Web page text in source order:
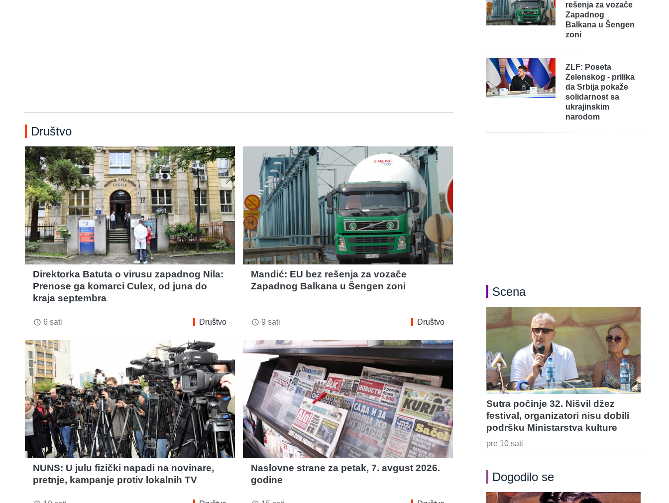
Društvo
Direktorka Batuta o virusu zapadnog Nila:
Prenose ga komarci Culex, od juna do
kraja septembra
access_time 6 sati Društvo
Mandić: EU bez rešenja za vozače
Zapadnog Balkana u Šengen zoni
access_time 9 sati Društvo
NUNS: U julu fizički napadi na novinare,
pretnje, kampanje protiv lokalnih TV
Naslovne strane za petak, 7. avgust 2026.
godine
rešenja za vozače
Zapadnog
Balkana u Šengen
zoni
ZLF: Poseta
Zelenskog - prilika
da Srbija pokaže
solidarnost sa
ukrajinskim
narodom
Scena
Sutra počinje 32. Nišvil džez
festival, organizatori nisu dobili
podršku Ministarstva kulture
pre 10 sati
Dogodilo se